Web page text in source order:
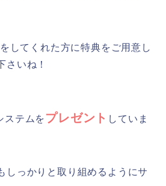
してくれた方に特典をご用意し
さいね！
ステムをプレゼント していま
しっかりと取り組めるようにサ